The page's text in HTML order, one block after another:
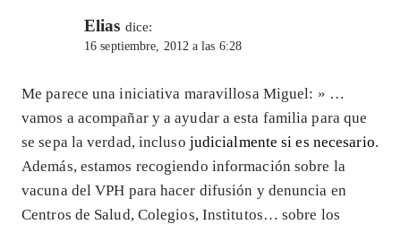
Elias dice:
16 septiembre, 2012 a las 6:28
Me parece una iniciativa maravillosa Miguel: » …
vamos a acompañar y a ayudar a esta familia para que
se sepa la verdad, incluso judicialmente si es necesario.
Además, estamos recogiendo información sobre la
vacuna del VPH para hacer difusión y denuncia en
Centros de Salud, Colegios, Institutos… sobre los